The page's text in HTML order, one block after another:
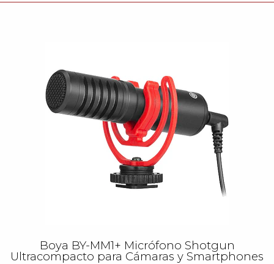
Boya BY-MM1+ Micrófono Shotgun
Ultracompacto para Cámaras y Smartphones